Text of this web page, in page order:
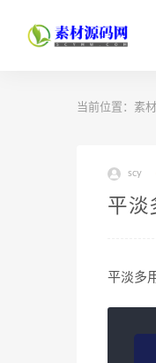
当前位置： 素
scy
平淡
平淡多